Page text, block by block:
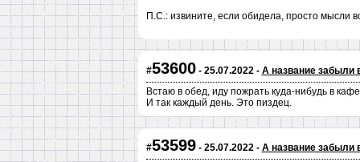
П.С.: извините, если обидела, просто мысли
#53600- 25.07.2022 - А название забыли
Встаю в обед, иду пожрать куда-нибудь в
И так каждый день. Это пиздец.
#53599- 25.07.2022 - А название забыли